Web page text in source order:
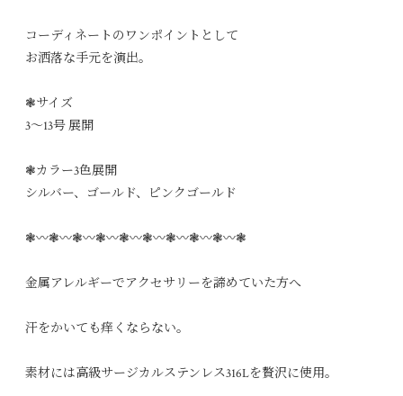
コーディネートのワンポイントとして
お洒落な手元を演出。
❃サイズ
3〜13号 展開
❃カラー3色展開
シルバー、ゴールド、ピンクゴールド
❃〰︎❃〰︎❃〰︎❃〰︎❃〰︎❃〰︎❃〰︎❃〰︎❃〰︎❃
金属アレルギーでアクセサリーを諦めていた方へ
汗をかいても痒くならない。
素材には高級サージカルステンレス316Lを贅沢に使用。